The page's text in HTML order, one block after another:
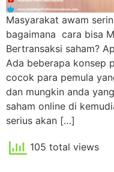
Masyarakat awam
bagaimana cara bisa
Bertransaksi saham?
Ada beberapa konsep
cocok para pemula
dan mungkin anda
saham online di
serius akan […]
105 total views